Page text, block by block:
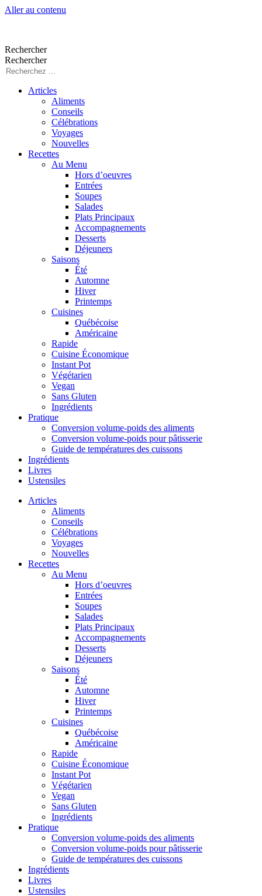
Aller au contenu
Rechercher
Rechercher
Articles
Aliments
Conseils
Célébrations
Voyages
Nouvelles
Recettes
Au Menu
Hors d’oeuvres
Entrées
Soupes
Salades
Plats Principaux
Accompagnements
Desserts
Déjeuners
Saisons
Été
Automne
Hiver
Printemps
Cuisines
Québécoise
Américaine
Rapide
Cuisine Économique
Instant Pot
Végétarien
Vegan
Sans Gluten
Ingrédients
Pratique
Conversion volume-poids des aliments
Conversion volume-poids pour pâtisserie
Guide de températures des cuissons
Ingrédients
Livres
Ustensiles
Articles
Aliments
Conseils
Célébrations
Voyages
Nouvelles
Recettes
Au Menu
Hors d’oeuvres
Entrées
Soupes
Salades
Plats Principaux
Accompagnements
Desserts
Déjeuners
Saisons
Été
Automne
Hiver
Printemps
Cuisines
Québécoise
Américaine
Rapide
Cuisine Économique
Instant Pot
Végétarien
Vegan
Sans Gluten
Ingrédients
Pratique
Conversion volume-poids des aliments
Conversion volume-poids pour pâtisserie
Guide de températures des cuissons
Ingrédients
Livres
Ustensiles